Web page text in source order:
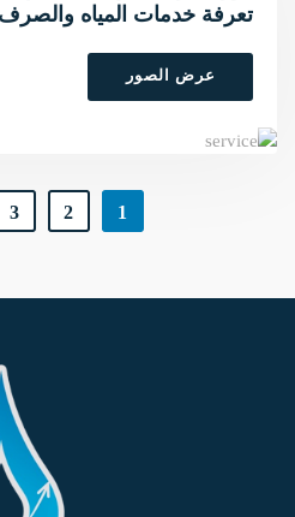
تعرفة خدمات المياه
عرض الصور
1
2
3